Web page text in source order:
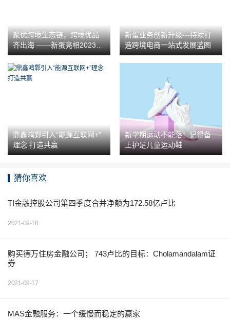
聚优跨境生态链，跨境优品
齐出海 ——新蛋亮相2023湖
南（长沙）跨境电商交易会
新蛋业务创新升级---持续打
造跨境电商一站式发展蓝图
鼎鑫鸿鄴引入“能源互联网+”
理念 打造共赢
新学期运动不能落！记得备
上护足儿童运动鞋
猜你喜欢
TI金融控股公司第四季度合并净额为172.58亿卢比
2021-09-18
购买德万住房金融公司； 743卢比的目标：Cholamandalam证
券
2021-09-17
MAS金融服务：一个缓慢而稳定的赢家